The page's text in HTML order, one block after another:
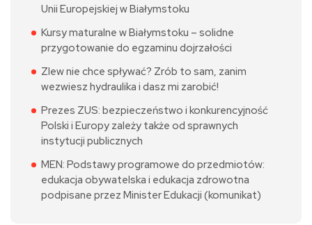
Unii Europejskiej w Białymstoku
Kursy maturalne w Białymstoku – solidne
przygotowanie do egzaminu dojrzałości
Zlew nie chce spływać? Zrób to sam, zanim
wezwiesz hydraulika i dasz mi zarobić!
Prezes ZUS: bezpieczeństwo i konkurencyjność
Polski i Europy zależy także od sprawnych
instytucji publicznych
MEN: Podstawy programowe do przedmiotów:
edukacja obywatelska i edukacja zdrowotna
podpisane przez Minister Edukacji (komunikat)